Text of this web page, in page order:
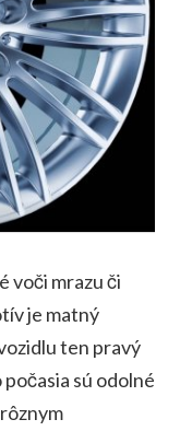
voči mrazu či
je matný
ten pravý
sú odolné